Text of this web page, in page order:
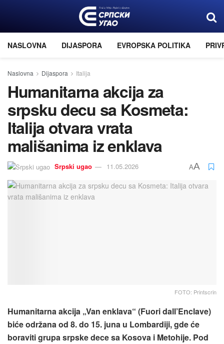
NASLOVNA DIJASPORA EVROPSKA POLITIKA
Naslovna Dijaspora Italija
Humanitarna akcija za
srpsku decu sa Kosmeta:
Italija otvara vrata
mališanima iz enklava
Srpski ugao 11.05.2026 AA
FOTO: Printscrin
Humanitarna akcija „Van enklava“ (Fuori dall’Enclave)
biće održana od 8. do 15. juna u Lombardiji, gde će
boraviti grupa srpske dece sa Kosova i Metohije. Pod